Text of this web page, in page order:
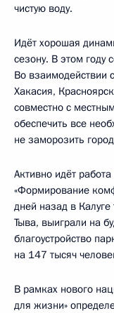
чистую воду.
Идёт хорошая
сезону. В этом году
Во
Хакасия,
совместно с
обеспечить все
не заморозить
Активно идёт
«Формирование
дней назад в
Тыва, выиграли на
благоустройство
на 147 тысяч
В рамках нового
для жизни»